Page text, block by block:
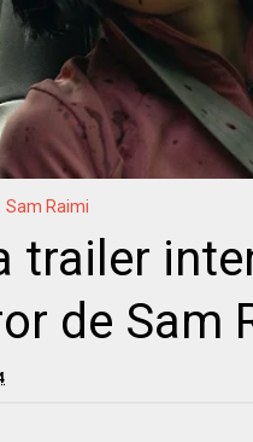
Sam Raimi
trailer
de Sam